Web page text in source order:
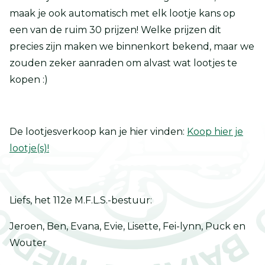
maak je ook automatisch met elk lootje kans op
een van de ruim 30 prijzen! Welke prijzen dit
precies zijn maken we binnenkort bekend, maar we
zouden zeker aanraden om alvast wat lootjes te
kopen :)
De lootjesverkoop kan je hier vinden: Koop hier je
lootje(s)!
Liefs, het 112e M.F.L.S.-bestuur:
Jeroen, Ben, Evana, Evie, Lisette, Fei-lynn, Puck en
Wouter